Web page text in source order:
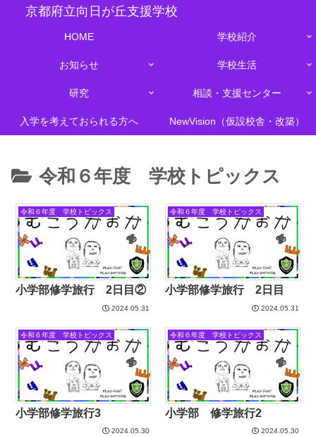
京都府立向日が丘支援学校
HOME 学校紹介
お知らせ 学校生活
研究 相談・支援センター
入学を考えておられる方へ NewVision（仮設校舎・改築）
令和６年度 学校トピックス
令和６年度 学校トピックス
小学部修学旅行 2日目②
2024.05.31
令和６年度 学校トピックス
小学部修学旅行 2日目
2024.05.31
令和６年度 学校トピックス
小学部修学旅行3
2024.05.30
令和６年度 学校トピックス
小学部 修学旅行2
2024.05.30